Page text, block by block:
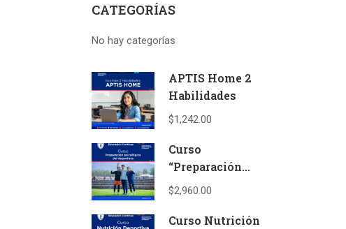
CATEGORÍAS
No hay categorías
APTIS Home 2
Habilidades
$1,242.00
Curso
“Preparación
psicológica del
UIC)
$2,960.00
Curso Nutrición